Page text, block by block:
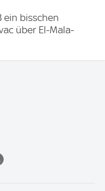
ein bisschen
über El-Mala-